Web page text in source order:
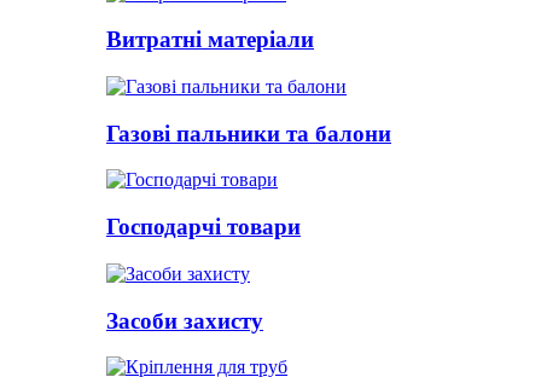
Витратні матеріали
Газові пальники та балони
Господарчі товари
Засоби захисту